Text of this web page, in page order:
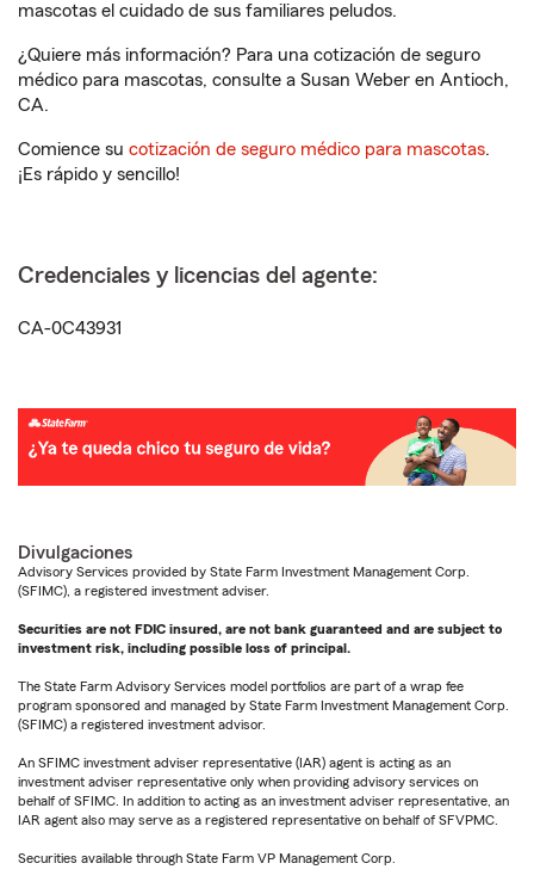
mascotas el cuidado de sus familiares peludos.
¿Quiere más información? Para una cotización de seguro
médico para mascotas, consulte a Susan Weber en Antioch,
CA.
Comience su cotización de seguro médico para mascotas.
¡Es rápido y sencillo!
Credenciales y licencias del agente:
CA-0C43931
Divulgaciones
Advisory Services provided by State Farm Investment Management Corp.
(SFIMC), a registered investment adviser.
Securities are not FDIC insured, are not bank guaranteed and are subject to
investment risk, including possible loss of principal.
The State Farm Advisory Services model portfolios are part of a wrap fee
program sponsored and managed by State Farm Investment Management Corp.
(SFIMC) a registered investment advisor.
An SFIMC investment adviser representative (IAR) agent is acting as an
investment adviser representative only when providing advisory services on
behalf of SFIMC. In addition to acting as an investment adviser representative, an
IAR agent also may serve as a registered representative on behalf of SFVPMC.
Securities available through State Farm VP Management Corp.